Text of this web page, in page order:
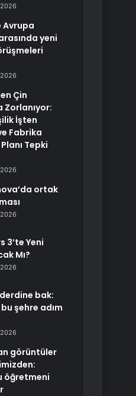
Avrupa
yeni
Çin
Zorlanıyor:
İşten
Fabrika
Tepki
ortak
3’te Yeni
Mı?
bak:
şehre adım
görüntüler
öğretmeni